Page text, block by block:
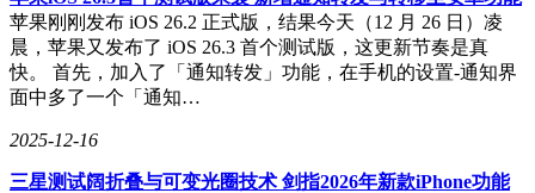
苹果刚刚发布 iOS 26.2 正式版，结果今天（12 月 26 日）凌
晨，苹果又发布了 iOS 26.3 首个测试版，这更新节奏是真
快。 首先，加入了「通知转发」功能，在手机的设置-通知界
面中多了一个「通知…
2025-12-16
三星测试阔折叠与可变光圈技术 剑指2026年新款iPhone功能